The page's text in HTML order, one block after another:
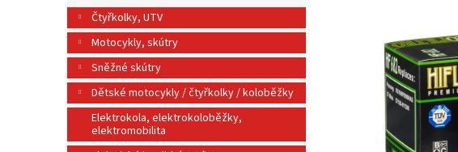
r
a
n
í
p
Čtyřkolky, UTV
Motocykly, skútry
Sněžné skútry
Dětské motocykly / čtyřkolky / koloběžky
Elektrokola, elektrokoloběžky,
elektromobilita